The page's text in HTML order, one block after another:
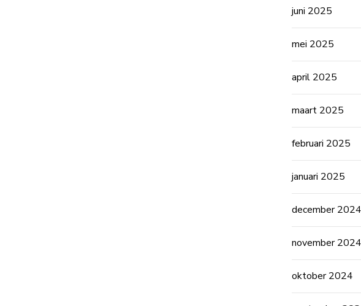
juni 2025
mei 2025
april 2025
maart 2025
februari 2025
januari 2025
december 2024
november 2024
oktober 2024